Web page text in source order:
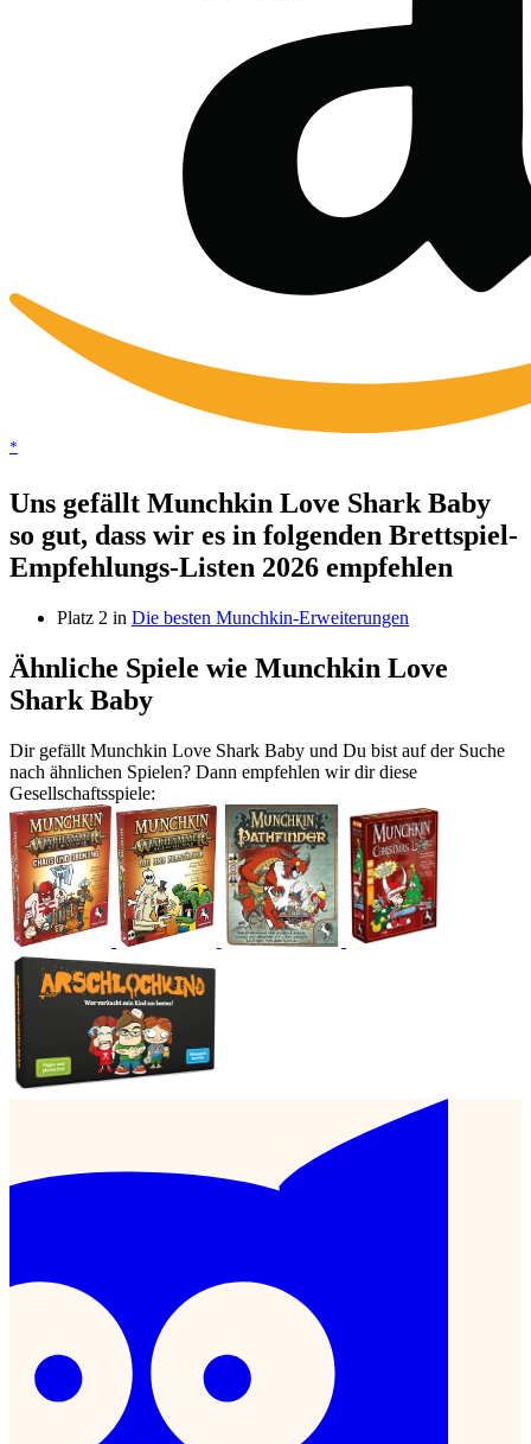
*
Uns gefällt Munchkin Love Shark Baby
so gut, dass wir es in folgenden Brettspiel-
Empfehlungs-Listen 2026 empfehlen
Platz 2 in Die besten Munchkin-Erweiterungen
Ähnliche Spiele wie Munchkin Love
Shark Baby
Dir gefällt Munchkin Love Shark Baby und Du bist auf der Suche
nach ähnlichen Spielen? Dann empfehlen wir dir diese
Gesellschaftsspiele: